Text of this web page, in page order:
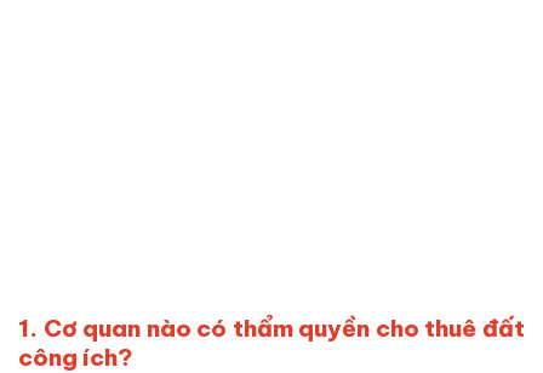
1. Cơ quan nào có thẩm quyền cho thuê đất
công ích?